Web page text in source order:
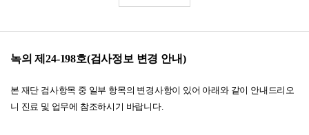
녹의 제24-198호(검사정보 변경 안내)
본 재단 검사항목 중 일부 항목의 변경사항이 있어 아래와 같이 안내드리오
니 진료 및 업무에 참조하시기 바랍니다.